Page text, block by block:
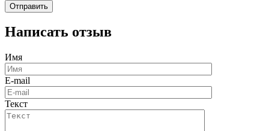
Написать отзыв
Имя
E-mail
Текст